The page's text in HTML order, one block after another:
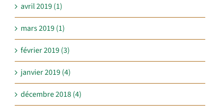
avril 2019 (1)
mars 2019 (1)
février 2019 (3)
janvier 2019 (4)
décembre 2018 (4)